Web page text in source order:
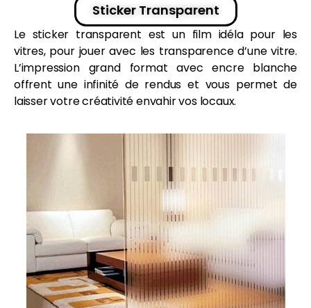
Sticker Transparent
Le sticker transparent est un film idéla pour les
vitres, pour jouer avec les transparence d’une vitre.
L’impression grand format avecencreblanche
offrent une infinité de rendus et vous permet de
laisser votre créativité envahir vos locaux.